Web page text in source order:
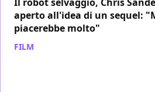
aperto all'idea di un sequel:
piacerebbe molto"
FILM